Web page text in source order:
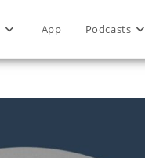
App Podcasts